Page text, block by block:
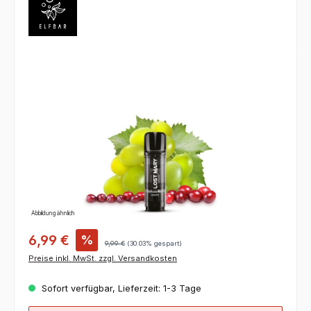
Abbildung ähnlich
6,99 € % 9,99 € (30.03% gespart)
Preise inkl. MwSt. zzgl. Versandkosten
Sofort verfügbar, Lieferzeit: 1-3 Tage